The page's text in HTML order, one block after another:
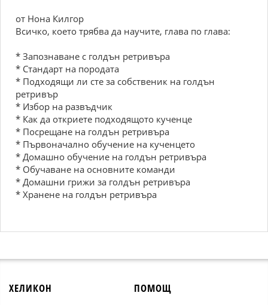
от Нона Килгор
Всичко, което трябва да научите, глава по глава:
* Запознаване с голдън ретривъра
* Стандарт на породата
* Подходящи ли сте за собственик на голдън
ретривър
* Избор на развъдчик
* Как да откриете подходящото кученце
* Посрещане на голдън ретривъра
* Първоначално обучение на кученцето
* Домашно обучение на голдън ретривъра
* Обучаване на основните команди
* Домашни грижи за голдън ретривъра
* Хранене на голдън ретривъра
ХЕЛИКОН ПОМОЩ